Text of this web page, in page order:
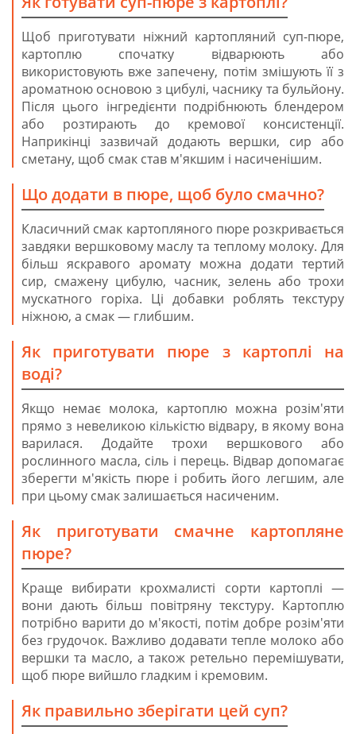
Щоб приготувати ніжний картопляний суп-пюре,
картоплю спочатку відварюють або
використовують вже запечену, потім змішують її з
ароматною основою з цибулі, часнику та бульйону.
Після цього інгредієнти подрібнюють блендером
або розтирають до кремової консистенції.
Наприкінці зазвичай додають вершки, сир або
сметану, щоб смак став м'якшим і насиченішим.
Що додати в пюре, щоб було смачно?
Класичний смак картопляного пюре розкривається
завдяки вершковому маслу та теплому молоку. Для
більш яскравого аромату можна додати тертий
сир, смажену цибулю, часник, зелень або трохи
мускатного горіха. Ці добавки роблять текстуру
ніжною, а смак — глибшим.
Як приготувати пюре з картоплі на
воді?
Якщо немає молока, картоплю можна розім'яти
прямо з невеликою кількістю відвару, в якому вона
варилася. Додайте трохи вершкового або
рослинного масла, сіль і перець. Відвар допомагає
зберегти м'якість пюре і робить його легшим, але
при цьому смак залишається насиченим.
Як приготувати смачне картопляне
пюре?
Краще вибирати крохмалисті сорти картоплі —
вони дають більш повітряну текстуру. Картоплю
потрібно варити до м'якості, потім добре розім'яти
без грудочок. Важливо додавати тепле молоко або
вершки та масло, а також ретельно перемішувати,
щоб пюре вийшло гладким і кремовим.
Як правильно зберігати цей суп?